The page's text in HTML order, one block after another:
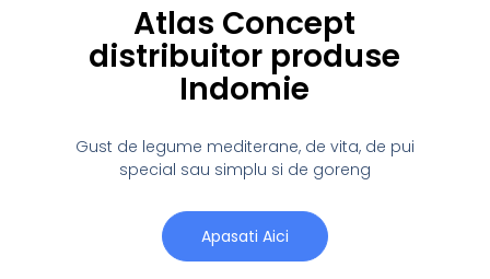
Atlas Concept
distribuitor produse
Indomie
Gust de legume mediterane, de vita, de pui
special sau simplu si de goreng
Apasati Aici